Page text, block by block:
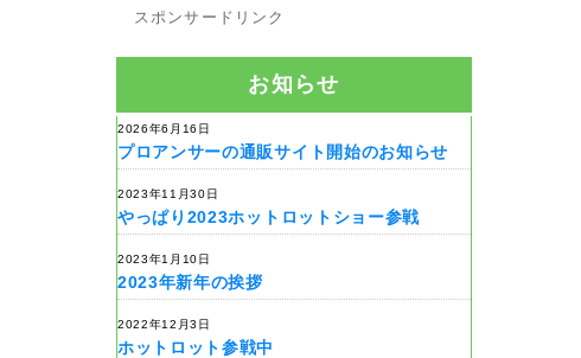
スポンサードリンク
お知らせ
2026年6月16日
プロアンサーの通販サイト開始のお知らせ
2023年11月30日
やっぱり2023ホットロットショー参戦
2023年1月10日
2023年新年の挨拶
2022年12月3日
ホットロット参戦中